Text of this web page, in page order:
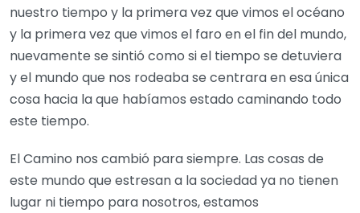
nuestro tiempo y la primera vez que vimos el océano
y la primera vez que vimos el faro en el fin del mundo,
nuevamente se sintió como si el tiempo se detuviera
y el mundo que nos rodeaba se centrara en esa única
cosa hacia la que habíamos estado caminando todo
este tiempo.
El Camino nos cambió para siempre. Las cosas de
este mundo que estresan a la sociedad ya no tienen
lugar ni tiempo para nosotros, estamos